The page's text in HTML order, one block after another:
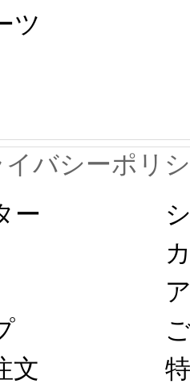
月5
産
た
5日
から
、
プレ
新春
字半
第二
ツ
バシーポリ
ー
文